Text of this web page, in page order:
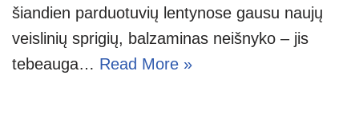
šiandien parduotuvių lentynose gausu naujų
veislinių sprigių, balzaminas neišnyko – jis
tebeauga… Read More »